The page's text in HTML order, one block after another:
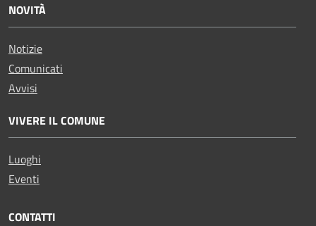
NOVITÀ
Notizie
Comunicati
Avvisi
VIVERE IL COMUNE
Luoghi
Eventi
CONTATTI